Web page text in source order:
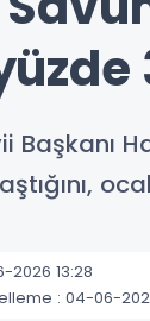
2026 13:28
: 04-06-